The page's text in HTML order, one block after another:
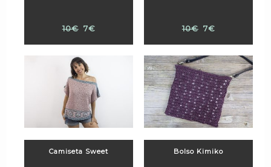
10€ 7€ 10€ 7€
Camiseta Sweet Bolso Kimiko